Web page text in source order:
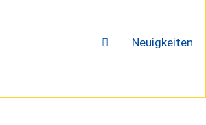
Neuigkeiten